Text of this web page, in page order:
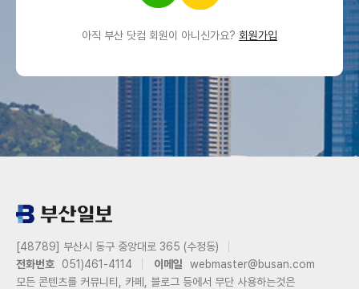
아직 부산 닷컴 회원이 아니신가요? 회원가입
[48789] 부산시 동구 중앙대로 365 (수정동)
전화번호
051)461-4114 이메일
webmaster@busan.com
모든 콘텐츠를 커뮤니티, 카페, 블로그 등에서 무단 사용하는것은